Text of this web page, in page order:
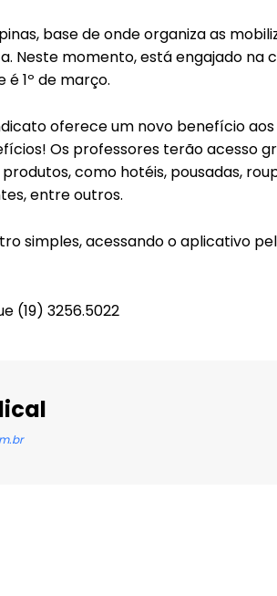
base de onde organiza as
Neste momento, está engajado na
1º de março.
oferece um novo benefício aos
Os professores terão acesso
como hotéis, pousadas,
entre outros.
simples, acessando o aplicativo
(19) 3256.5022